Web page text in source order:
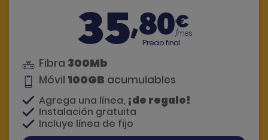
35,80€
/mes
Precio final
Fibra 300Mb
Móvil 100GB acumulables
Agrega una línea, ¡de regalo!
Instalación gratuita
Incluye línea de fijo